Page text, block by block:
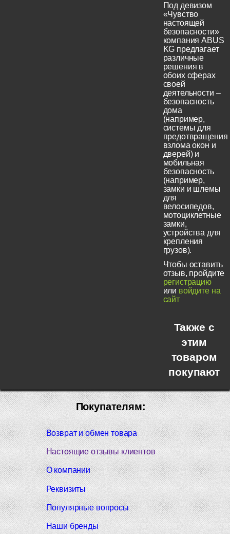
Под девизом
«Чувство
настоящей
безопасности»
компания ABUS
KG предлагает
различные
решения в
обоих сферах
своей
деятельности –
безопасность
дома
(например,
системы для
предотвращения
взлома окон и
дверей) и
мобильная
безопасность
(например,
замки и шлемы
для
велосипедов,
мотоциклетные
замки,
устройства для
крепления
грузов).
Чтобы оставить
отзыв, пройдите
регистрацию
или войдите на
сайт
Также с
этим
товаром
покупают
Покупателям:
Возврат и обмен товара
Настоящие отзывы клиентов
О компании
Реквизиты
Популярные вопросы
Наши бренды